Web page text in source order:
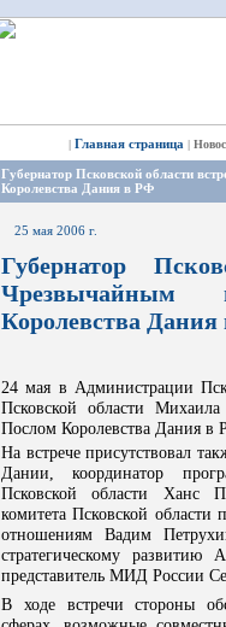
| Главная страница |
Губернатор Псковской области
Королевства Дания в РФ
25 мая 2006 г.
Губернатор
Королевства
24 мая в Администрации
Псковской области
Послом Королевства Дания в
На встрече присутствовал
Дании, координатор
Псковской области Ханс
комитета Псковской
отношениям Вадим
стратегическому
представитель МИД России
В ходе встречи стороны